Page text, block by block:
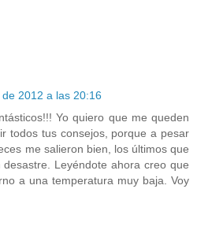
2012 a las 20:16
Yo quiero que me queden
todos tus consejos, porque a pesar
me salieron bien, los últimos que
Leyéndote ahora creo que
a una temperatura muy baja. Voy